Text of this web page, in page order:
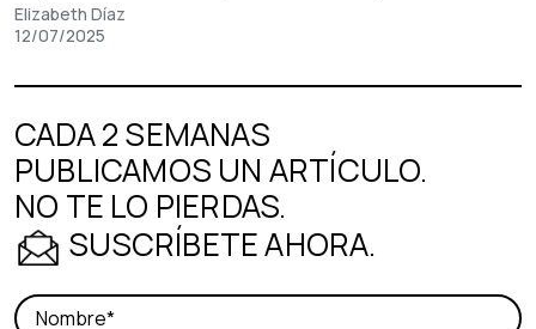
Elizabeth Díaz
12/07/2025
CADA 2 SEMANAS
PUBLICAMOS UN ARTÍCULO.
NO TE LO PIERDAS.
SUSCRÍBETE AHORA.